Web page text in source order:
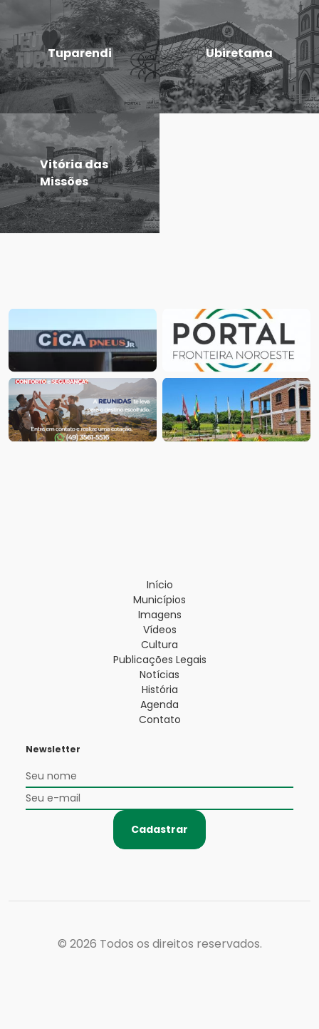
Tuparendi Ubiretama
Vitória das
Missões
Início
Municípios
Imagens
Vídeos
Cultura
Publicações Legais
Notícias
História
Agenda
Contato
Newsletter
Cadastrar
© 2026 Todos os direitos reservados.